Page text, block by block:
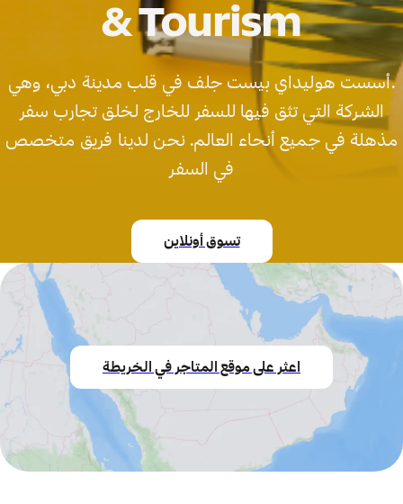
& Tourism
.أسست هوليداي بيست جلف في قلب مدينة دبي، وهي
الشركة التي تثق فيها للسفر للخارج لخلق تجارب سفر
مذهلة في جميع أنحاء العالم. نحن لدينا فريق متخصص
في السفر
تسوق أونلاين
اعثر على موقع المتاجر في الخريطة